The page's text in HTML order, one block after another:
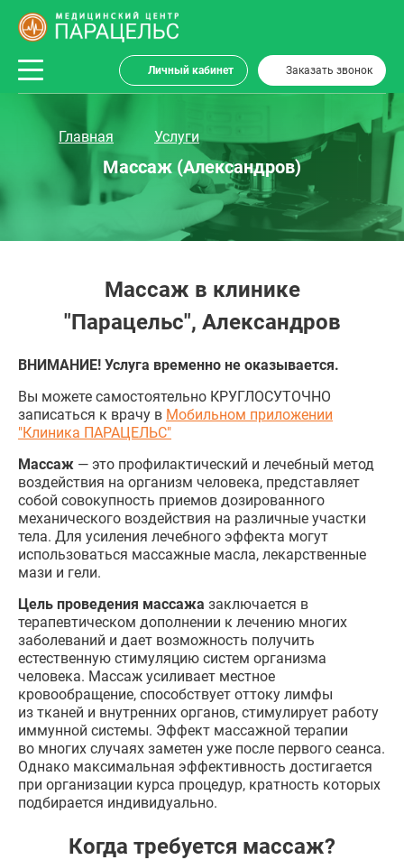
Личный кабинет Заказать звонок
Главная Услуги
Массаж (Александров)
Массаж в клинике
"Парацельс", Александров
ВНИМАНИЕ! Услуга временно не оказывается.
Вы можете самостоятельно КРУГЛОСУТОЧНО
записаться к врачу в Мобильном приложении
"Клиника ПАРАЦЕЛЬС"
Массаж — это профилактический и лечебный метод
воздействия на организм человека, представляет
собой совокупность приемов дозированного
механического воздействия на различные участки
тела. Для усиления лечебного эффекта могут
использоваться массажные масла, лекарственные
мази и гели.
Цель проведения массажа заключается в
терапевтическом дополнении к лечению многих
заболеваний и дает возможность получить
естественную стимуляцию систем организма
человека. Массаж усиливает местное
кровообращение, способствует оттоку лимфы
из тканей и внутренних органов, стимулирует работу
иммунной системы. Эффект массажной терапии
во многих случаях заметен уже после первого сеанса.
Однако максимальная эффективность достигается
при организации курса процедур, кратность которых
подбирается индивидуально.
Когда требуется массаж?